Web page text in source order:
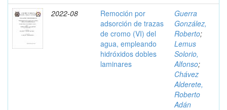
2022-08
Remoción por
adsorción de trazas
de cromo (VI) del
agua, empleando
hidróxidos dobles
laminares
Guerra
González,
Roberto;
Lemus
Solorio,
Alfonso;
Chávez
Alderete,
Roberto
Adán